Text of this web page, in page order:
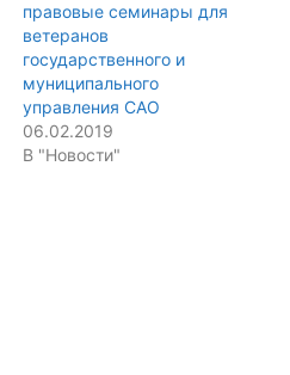
правовые семинары для
ветеранов
государственного и
муниципального
управления САО
06.02.2019
В "Новости"